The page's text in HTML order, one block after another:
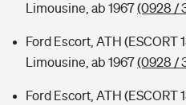
Kinderunfall-Check: Mehr
Limousine, ab 1967(0928 /
Ford Escort, ATH (ESCORT
Limousine, ab 1967(0928 /
Ford Escort, ATH (ESCORT